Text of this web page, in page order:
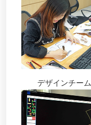
デザインチーム